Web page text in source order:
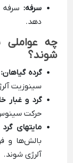
سرفه:
دهد.
چه عواملی
شوند؟
گرده گیاهان:
سینوزیت
گرد و غبار
حرکت
مایتهای
بالش‌ها و
آلرژی شوند.